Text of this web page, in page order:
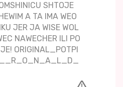
SHTOJE
A TA IMA WEO
JER JA WISE WOL
NAWECHER ILI PO
ORIGINAL_POTPI